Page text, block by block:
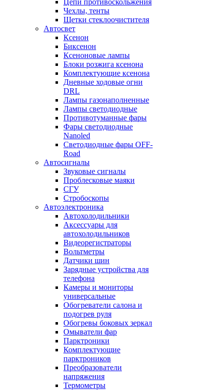
Чехлы, тенты
Щетки стеклоочистителя
Автосвет
Ксенон
Биксенон
Ксеноновые лампы
Блоки розжига ксенона
Комплектующие ксенона
Дневные ходовые огни
DRL
Лампы газонаполненные
Лампы светодиодные
Противотуманные фары
Фары светодиодные
Nanoled
Светодиодные фары OFF-
Road
Автосигналы
Звуковые сигналы
Проблесковые маяки
СГУ
Стробоскопы
Автоэлектроника
Автохолодильники
Аксессуары для
автохолодильников
Видеорегистраторы
Вольтметры
Датчики шин
Зарядные устройства для
телефона
Камеры и мониторы
универсальные
Обогреватели салона и
подогрев руля
Обогревы боковых зеркал
Омыватели фар
Парктроники
Комплектующие
парктроников
Преобразователи
напряжения
Термометры